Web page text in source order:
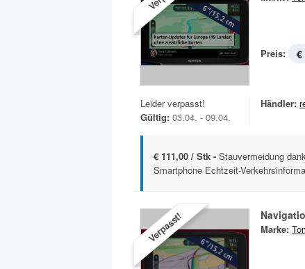
Preis: €
Leider verpasst!
Gültig: 03.04. - 09.04.
Händler:
€ 111,00 / Stk - Stauvermeidung
Smartphone Echtzeit-
Verpasst! Marke: